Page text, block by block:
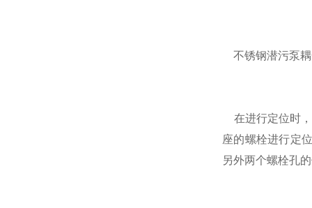
不锈钢潜污泵耦
在进行定位时，
座的螺栓进行定
另外两个螺栓孔